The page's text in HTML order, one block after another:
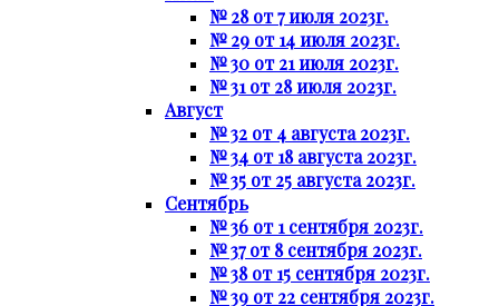
№ 28 от 7 июля 2023г.
№ 29 от 14 июля 2023г.
№ 30 от 21 июля 2023г.
№ 31 от 28 июля 2023г.
Август
№ 32 от 4 августа 2023г.
№ 34 от 18 августа 2023г.
№ 35 от 25 августа 2023г.
Сентябрь
№ 36 от 1 сентября 2023г.
№ 37 от 8 сентября 2023г.
№ 38 от 15 сентября 2023г.
№ 39 от 22 сентября 2023г.